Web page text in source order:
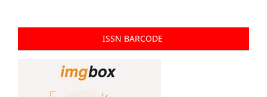
ISSN BARCODE